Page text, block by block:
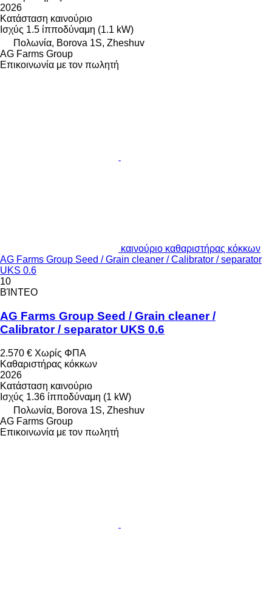
2026
Κατάσταση καινούριο
Ισχύς 1.5 ίπποδύναμη (1.1 kW)
Πολωνία, Borova 1S, Zheshuv
AG Farms Group
Επικοινωνία με τον πωλητή
καινούριο καθαριστήρας κόκκων
AG Farms Group Seed / Grain cleaner / Calibrator / separator
UKS 0.6
10
ΒΊΝΤΕΟ
AG Farms Group Seed / Grain cleaner /
Calibrator / separator UKS 0.6
2.570 € Χωρίς ΦΠΑ
Καθαριστήρας κόκκων
2026
Κατάσταση καινούριο
Ισχύς 1.36 ίπποδύναμη (1 kW)
Πολωνία, Borova 1S, Zheshuv
AG Farms Group
Επικοινωνία με τον πωλητή